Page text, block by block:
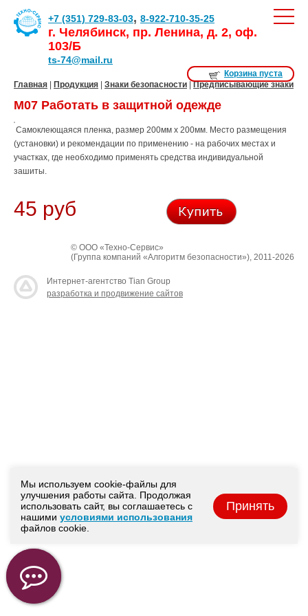
Корзина пуста
+7 (351) 729-83-03, 8-922-710-35-25
г. Челябинск, пр. Ленина, д. 2, оф.
103/Б
ts-74@mail.ru
Главная Продукция Знаки безопасности |Предписывающие знаки
М07 Работать в защитной одежде
Самоклеющаяся пленка, размер 200мм х 200мм. Место размещения
(установки) и рекомендации по применению - на рабочих местах и
участках, где необходимо применять средства индивидуальной
зашиты.
45 руб
© ООО «Техно-Сервис»
(Группа компаний «Алгоритм безопасности»), 2011-2026
Интернет-агентство Tian Group
разработка и продвижение сайтов
Мы используем cookie-файлы для
улучшения работы сайта. Продолжая
использовать сайт, вы соглашаетесь с
нашими условиями использования
файлов cookie.
Принять